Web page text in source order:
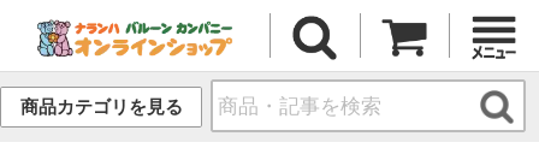
商品カテゴリを見る